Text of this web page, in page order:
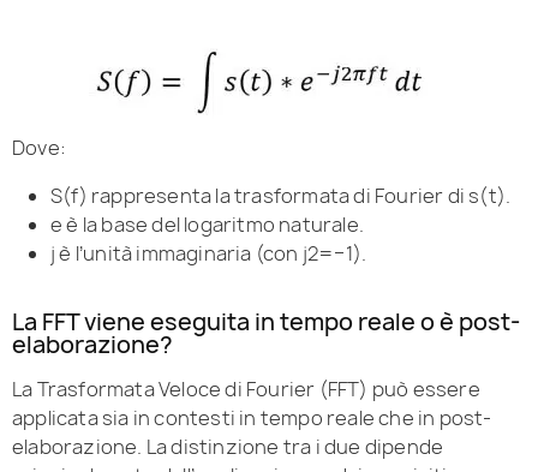
Dove:
S(f) rappresenta la trasformata di Fourier di s(t).
e è la base del logaritmo naturale.
j è l’unità immaginaria (con j2=−1).
La FFT viene eseguita in tempo reale o è post-
elaborazione?
La Trasformata Veloce di Fourier (FFT) può essere
applicata sia in contesti in tempo reale che in post-
elaborazione. La distinzione tra i due dipende